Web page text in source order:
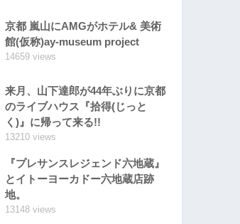
京都 嵐山にAMGがホテル& 美術
館(仮称)ay-museum project
14659 views
来月、山下達郎が44年ぶりに京都
のライブハウス『拾得(じっと
く)』に帰って来る!!
13210 views
『プレサンスレジェンド六地蔵』
とイトーヨーカドー六地蔵店跡
地。
13148 views